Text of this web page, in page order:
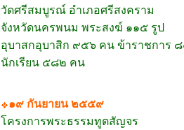
วัดศรีสมบูรณ์ อำเภอศรีสงคราม
จังหวัดนครพนม พระสงฆ์ ๑๑๕ รูป
อุบาสกอุบาสิก ๙๕๖ คน ข้าราชการ
นักเรียน ๕๘๒ คน
๑๙ กันยายน ๒๕๕๙
โครงการพระธรรมทูตสัญจร